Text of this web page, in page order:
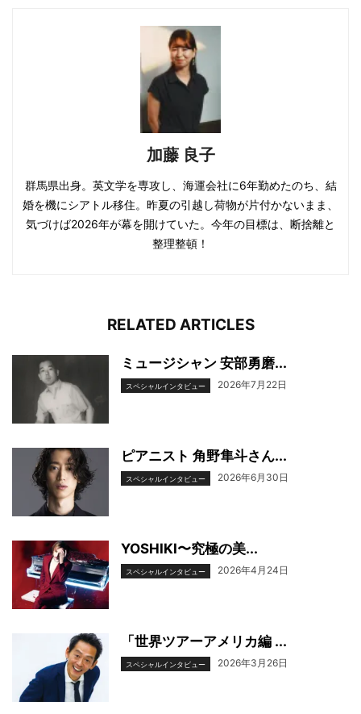
加藤 良子
群馬県出身。英文学を専攻し、海運会社に6年勤めたのち、結
婚を機にシアトル移住。昨夏の引越し荷物が片付かないまま、
気づけば2026年が幕を開けていた。今年の目標は、断捨離と
整理整頓！
RELATED ARTICLES
ミュージシャン 安部勇磨...
スペシャルインタビュー 2026年7月22日
ピアニスト 角野隼斗さん...
スペシャルインタビュー 2026年6月30日
YOSHIKI〜究極の美...
スペシャルインタビュー 2026年4月24日
「世界ツアーアメリカ編 ...
スペシャルインタビュー 2026年3月26日